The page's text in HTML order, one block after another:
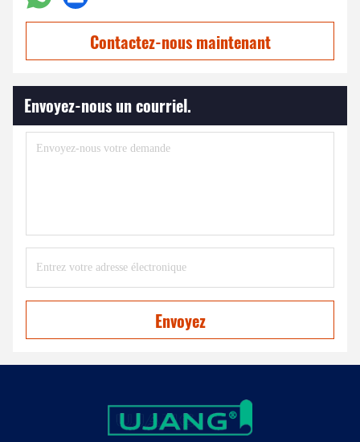
Contactez-nous maintenant
Envoyez-nous un courriel.
Envoyez